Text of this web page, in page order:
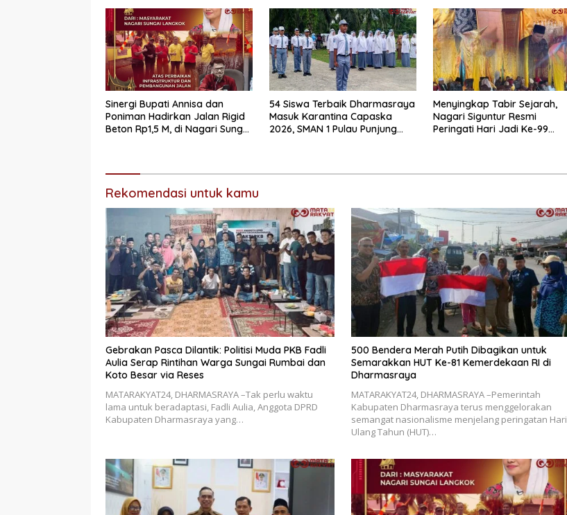
Sinergi Bupati Annisa dan
Poniman Hadirkan Jalan Rigid
Beton Rp1,5 M, di Nagari Sungai
54 Siswa Terbaik Dharmasraya
Masuk Karantina Capaska
2026, SMAN 1 Pulau Punjung
Menyingkap Tabir Sejarah,
Nagari Siguntur Resmi
Peringati Hari Jadi Ke-99
Rekomendasi untuk kamu
Gebrakan Pasca Dilantik: Politisi Muda PKB Fadli
Aulia Serap Rintihan Warga Sungai Rumbai dan
Koto Besar via Reses
MATARAKYAT24, DHARMASRAYA –Tak perlu waktu
lama untuk beradaptasi, Fadli Aulia, Anggota DPRD
Kabupaten Dharmasraya yang…
500 Bendera Merah Putih Dibagikan untuk
Semarakkan HUT Ke-81 Kemerdekaan RI di
Dharmasraya
MATARAKYAT24, DHARMASRAYA –Pemerintah
Kabupaten Dharmasraya terus menggelorakan
semangat nasionalisme menjelang peringatan Hari
Ulang Tahun (HUT)…